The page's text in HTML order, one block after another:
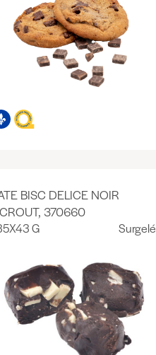
BISC DELICE NOIR
370660
G Surgelé